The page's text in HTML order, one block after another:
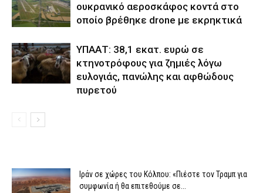
ουκρανικό αεροσκάφος κοντά στο
οποίο βρέθηκε drone με εκρηκτικά
ΥΠΑΑΤ: 38,1 εκατ. ευρώ σε
κτηνοτρόφους για ζημιές λόγω
ευλογιάς, πανώλης και αφθώδους
πυρετού
Ιράν σε χώρες του Κόλπου: «Πιέστε τον Τραμπ για
συμφωνία ή θα επιτεθούμε σε...